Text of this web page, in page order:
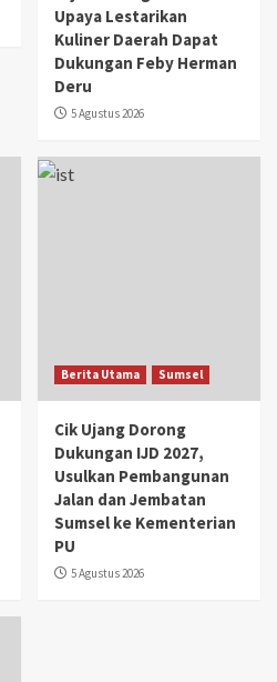
Upaya Lestarikan
Kuliner Daerah Dapat
Dukungan Feby Herman
Deru
5 Agustus 2026
Berita Utama Sumsel
Cik Ujang Dorong
Dukungan IJD 2027,
Usulkan Pembangunan
Jalan dan Jembatan
Sumsel ke Kementerian
PU
5 Agustus 2026